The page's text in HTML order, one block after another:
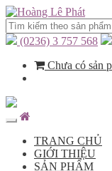
(0236) 3 757 568
Chưa có sản
TRANG CHỦ
GIỚI THIỆU
SẢN PHẨM